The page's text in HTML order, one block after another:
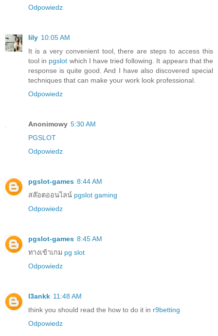
Odpowiedz
lily 10:05 AM
It is a very convenient tool, there are steps to access this
tool in pgslot which I have tried following. It appears that the
response is quite good. And I have also discovered special
techniques that can make your work look professional.
Odpowiedz
Anonimowy 5:30 AM
PGSLOT
Odpowiedz
pgslot-games 8:44 AM
สล๊อตออนไลน์ pgslot gaming
Odpowiedz
pgslot-games 8:45 AM
ทางเข้าเกม pg slot
Odpowiedz
l3ankk 11:48 AM
think you should read the how to do it in r9betting
Odpowiedz